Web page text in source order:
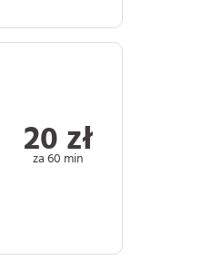
20 zł
za 60 min